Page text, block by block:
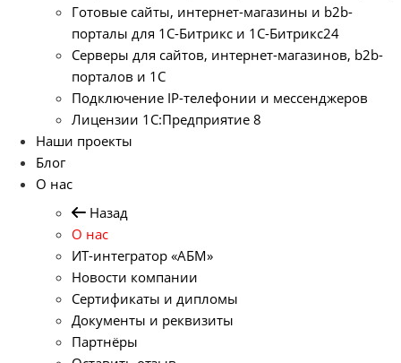
Готовые сайты, интернет-магазины и b2b-
порталы для 1С-Битрикс и 1С-Битрикс24
Серверы для сайтов, интернет-магазинов, b2b-
порталов и 1С
Подключение IP-телефонии и мессенджеров
Лицензии 1C:Предприятие 8
Наши проекты
Блог
О нас
Назад
О нас
ИТ-интегратор «АБМ»
Новости компании
Сертификаты и дипломы
Документы и реквизиты
Партнёры